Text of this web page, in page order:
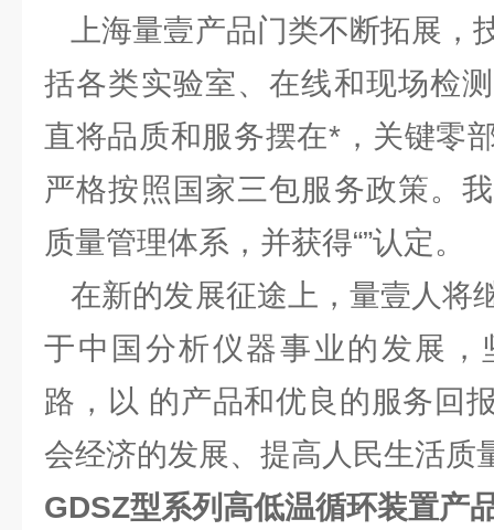
上海量壹产品门类不断拓展，
括各类实验室、在线和现场检
直将品质和服务摆在*，关键零
严格按照国家三包服务政策。
质量管理体系，并获得“”认定。
在新的发展征途上，量壹人将
于中国分析仪器事业的发展，
路，以 的产品和优良的服务回
会经济的发展、提高人民生活质
GDSZ型系列高低温循环装置产